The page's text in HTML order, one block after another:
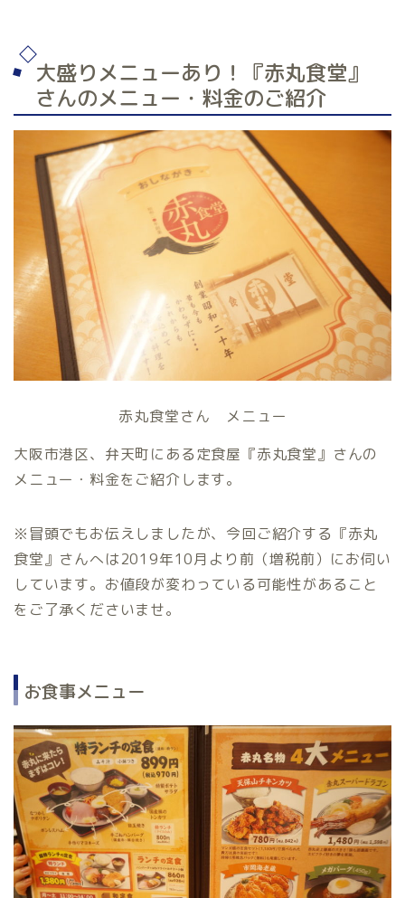
大盛りメニューあり！『赤丸食堂』
さんのメニュー・料金のご紹介
赤丸食堂さん メニュー
大阪市港区、弁天町にある定食屋『赤丸食堂』さんの
メニュー・料金をご紹介します。
※冒頭でもお伝えしましたが、今回ご紹介する『赤丸
食堂』さんへは2019年10月より前（増税前）にお伺い
しています。お値段が変わっている可能性があること
をご了承くださいませ。
お食事メニュー